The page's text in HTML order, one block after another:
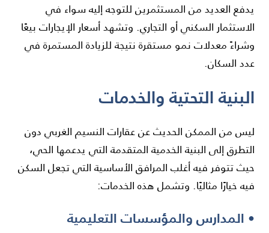
يدفع العديد من المستثمرين للتوجه إليه سواء في
الاستثمار السكني أو التجاري. وتشهد أسعار الإيجارات بيعًا
وشراءً معدلات نمو مستقرة نتيجة للزيادة المستمرة في
عدد السكان.
البنية التحتية والخدمات
ليس من الممكن الحديث عن عقارات النسيم الغربي دون
التطرق إلى البنية الخدمية المتقدمة التي يدعمها الحي،
حيث تتوفر فيه أغلب المرافق الأساسية التي تجعل السكن
فيه خيارًا مثاليًا. وتشمل هذه الخدمات:
• المدارس والمؤسسات التعليمية